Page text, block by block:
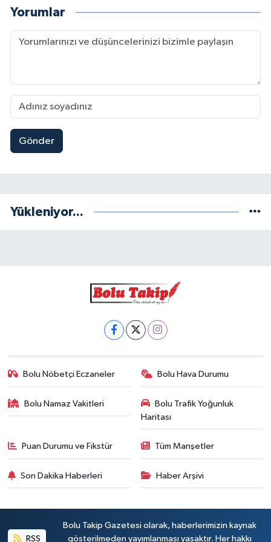
Yorumlar
Gönder
Yükleniyor...
Bolu Nöbetçi Eczaneler Bolu Hava Durumu
Bolu Namaz Vakitleri
Bolu Trafik Yoğunluk
Haritası
Puan Durumu ve Fikstür Tüm Manşetler
Son Dakika Haberleri Haber Arşivi
RSS
Bolu Takip Gazetesi olarak, haberlerimizin kaynak
gösterilmeden yayımlanması yasaktır. Her hakkı